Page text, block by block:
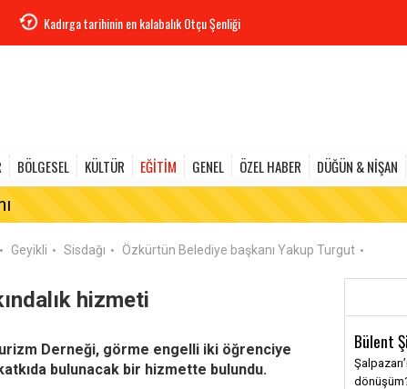
Kadırga tarihinin en kalabalık Otçu Şenliği
BÖLGESEL KÜLTÜR EĞİTİM GENEL ÖZEL HABER DÜĞÜN & NİŞAN
• Geyikli • Sisdağı • Özkürtün Belediye başkanı Yakup Turgut •
hizmeti
Derneği, görme engelli iki öğrenciye
bulunacak bir hizmette bulundu.
Bülent